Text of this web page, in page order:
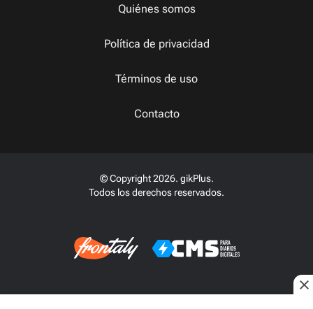
Quiénes somos
Política de privacidad
Términos de uso
Contacto
© Copyright 2026. gikPlus.
Todos los derechos reservados.